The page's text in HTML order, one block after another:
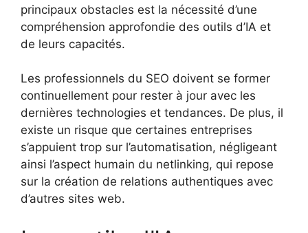
principaux obstacles est la nécessité d’une
compréhension approfondie des outils d’IA et
de leurs capacités.
Les professionnels du SEO doivent se former
continuellement pour rester à jour avec les
dernières technologies et tendances. De plus, il
existe un risque que certaines entreprises
s’appuient trop sur l’automatisation, négligeant
ainsi l’aspect humain du netlinking, qui repose
sur la création de relations authentiques avec
d’autres sites web.